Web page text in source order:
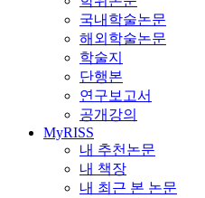
국내학술논문
해외학술논문
학술지
단행본
연구보고서
공개강의
MyRISS
내 추천논문
내 책장
내 최근 본 논문